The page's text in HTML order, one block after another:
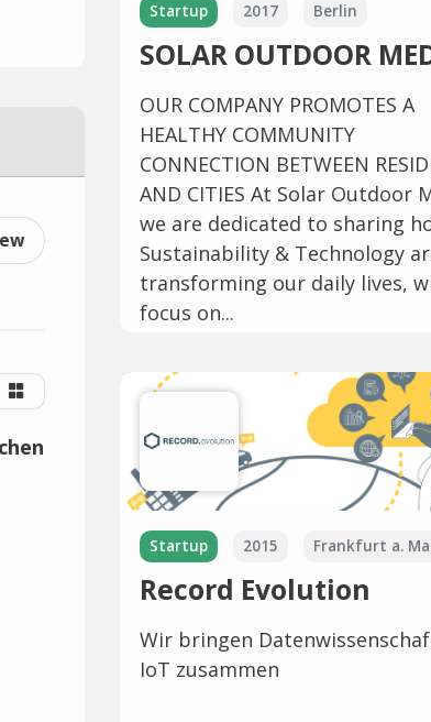
Startup 2017 Berlin
SOLAR OUTDOOR
OUR COMPANY PROMOTES A
HEALTHY COMMUNITY
CONNECTION BETWEEN
AND CITIES At Solar Outdoor
we are dedicated to sharing
Sustainability & Technology
transforming our daily lives,
focus on...
Startup 2015 Frankfurt a.
Record Evolution
Wir bringen
IoT zusammen